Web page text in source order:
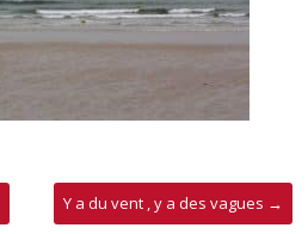
Y a du vent , y a des vagues →